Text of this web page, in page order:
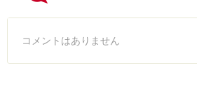
コメントはありません